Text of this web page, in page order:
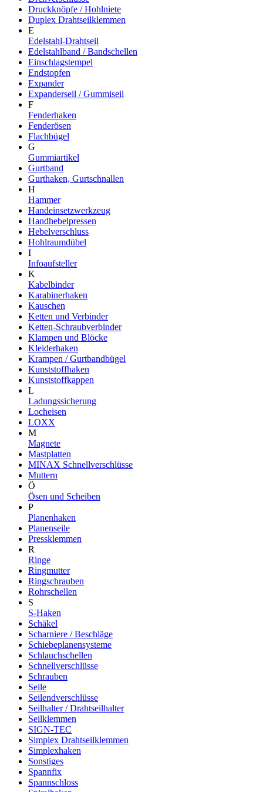
Druckknöpfe / Hohlniete
Duplex Drahtseilklemmen
E
Edelstahl-Drahtseil
Edelstahlband / Bandschellen
Einschlagstempel
Endstopfen
Expander
Expanderseil / Gummiseil
F
Fenderhaken
Fenderösen
Flachbügel
G
Gummiartikel
Gurtband
Gurthaken, Gurtschnallen
H
Hammer
Handeinsetzwerkzeug
Handhebelpressen
Hebelverschluss
Hohlraumdübel
I
Infoaufsteller
K
Kabelbinder
Karabinerhaken
Kauschen
Ketten und Verbinder
Ketten-Schraubverbinder
Klampen und Blöcke
Kleiderhaken
Krampen / Gurtbandbügel
Kunststoffhaken
Kunststoffkappen
L
Ladungssicherung
Locheisen
LOXX
M
Magnete
Mastplatten
MINAX Schnellverschlüsse
Muttern
Ö
Ösen und Scheiben
P
Planenhaken
Planenseile
Pressklemmen
R
Ringe
Ringmutter
Ringschrauben
Rohrschellen
S
S-Haken
Schäkel
Scharniere / Beschläge
Schiebeplanensysteme
Schlauchschellen
Schnellverschlüsse
Schrauben
Seile
Seilendverschlüsse
Seilhalter / Drahtseilhalter
Seilklemmen
SIGN-TEC
Simplex Drahtseilklemmen
Simplexhaken
Sonstiges
Spannfix
Spannschloss